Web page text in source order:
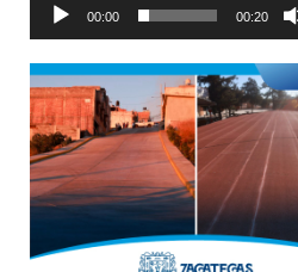
00:00 00:20